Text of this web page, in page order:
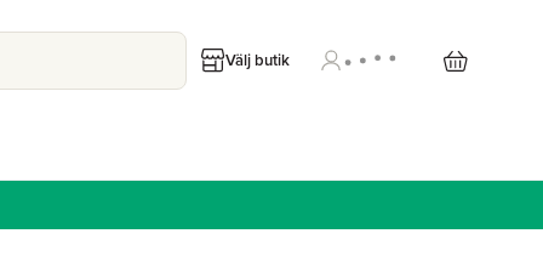
Välj butik